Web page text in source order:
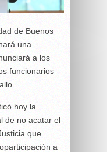
de Buenos
una
a los
funcionarios
hoy la
de no acatar el
que
a